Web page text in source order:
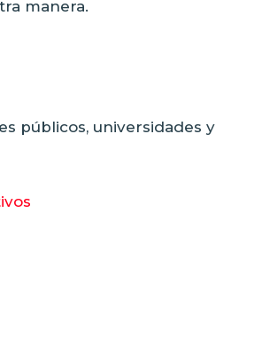
manera.
públicos, universidades y